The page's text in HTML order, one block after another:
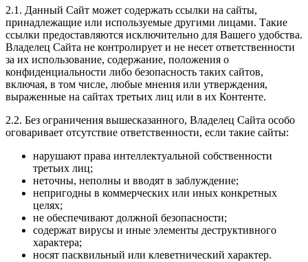
2.1. Данный Сайт может содержать ссылки на сайты,
принадлежащие или используемые другими лицами. Такие
ссылки предоставляются исключительно для Вашего удобства.
Владелец Сайта не контролирует и не несет ответственности
за их использование, содержание, положения о
конфиденциальности либо безопасность таких сайтов,
включая, в том числе, любые мнения или утверждения,
выраженные на сайтах третьих лиц или в их Контенте.
2.2. Без ограничения вышесказанного, Владелец Сайта особо
оговаривает отсутствие ответственности, если такие сайты:
нарушают права интеллектуальной собственности
третьих лиц;
неточны, неполны и вводят в заблуждение;
непригодны в коммерческих или иных конкретных
целях;
не обеспечивают должной безопасности;
содержат вирусы и иные элементы деструктивного
характера;
носят пасквильный или клеветнический характер.